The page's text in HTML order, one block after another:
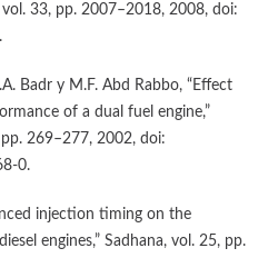
vol. 33, pp. 2007–2018, 2008, doi:
Badr y M.F. Abd Rabbo, “Effect
of a dual fuel engine,”
pp. 269–277, 2002, doi:
0.
injection timing on the
engines,” Sadhana, vol. 25, pp.